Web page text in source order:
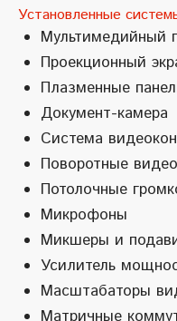
Установленные
Мультимедийный
Проекционный
Плазменные
Документ-камера
Система
Поворотные
Потолочные
Микрофоны
Микшеры и
Усилитель
Масштабаторы
Матричные